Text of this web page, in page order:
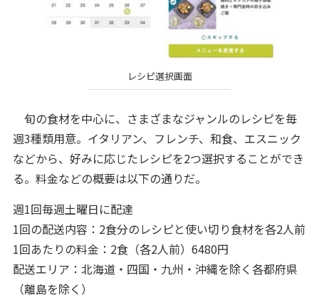
レシピ選択画面
旬の食材を中心に、さまざまなジャンルのレシピを毎
週3種類用意。イタリアン、フレンチ、和食、エスニック
などから、好みに応じたレシピを2つ選択することができ
る。料金などの概要は以下の通りだ。
週1回毎週土曜日に配達
1回の配送内容：2食分のレシピと使い切り食材を各2人前
1回あたりの料金：2食（各2人前）6480円
配送エリア：北海道・四国・九州・沖縄を除く各都府県
（離島を除く）